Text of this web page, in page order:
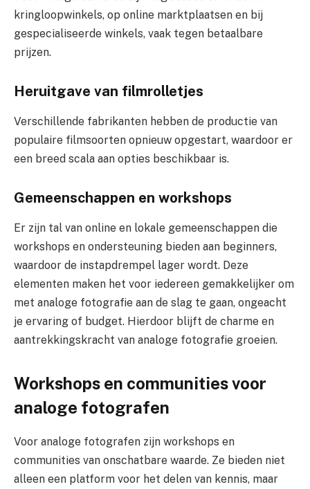
kringloopwinkels, op online marktplaatsen en bij
gespecialiseerde winkels, vaak tegen betaalbare
prijzen.
Heruitgave van filmrolletjes
Verschillende fabrikanten hebben de productie van
populaire filmsoorten opnieuw opgestart, waardoor er
een breed scala aan opties beschikbaar is.
Gemeenschappen en workshops
Er zijn tal van online en lokale gemeenschappen die
workshops en ondersteuning bieden aan beginners,
waardoor de instapdrempel lager wordt. Deze
elementen maken het voor iedereen gemakkelijker om
met analoge fotografie aan de slag te gaan, ongeacht
je ervaring of budget. Hierdoor blijft de charme en
aantrekkingskracht van analoge fotografie groeien.
Workshops en communities voor
analoge fotografen
Voor analoge fotografen zijn workshops en
communities van onschatbare waarde. Ze bieden niet
alleen een platform voor het delen van kennis, maar